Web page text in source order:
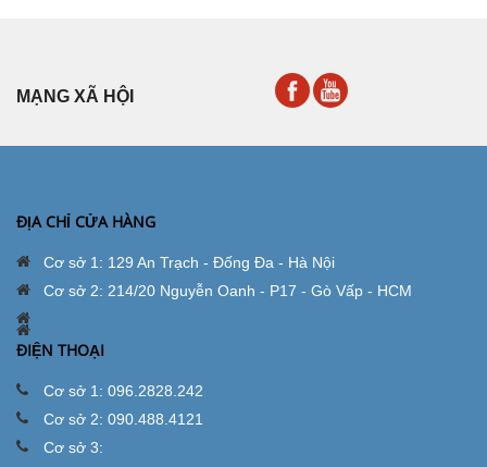
MẠNG XÃ HỘI
ĐỊA CHỈ CỬA HÀNG
Cơ sở 1: 129 An Trạch - Đống Đa - Hà Nội
Cơ sở 2: 214/20 Nguyễn Oanh - P17 - Gò Vấp - HCM
ĐIỆN THOẠI
Cơ sở 1: 096.2828.242
Cơ sở 2: 090.488.4121
Cơ sở 3: